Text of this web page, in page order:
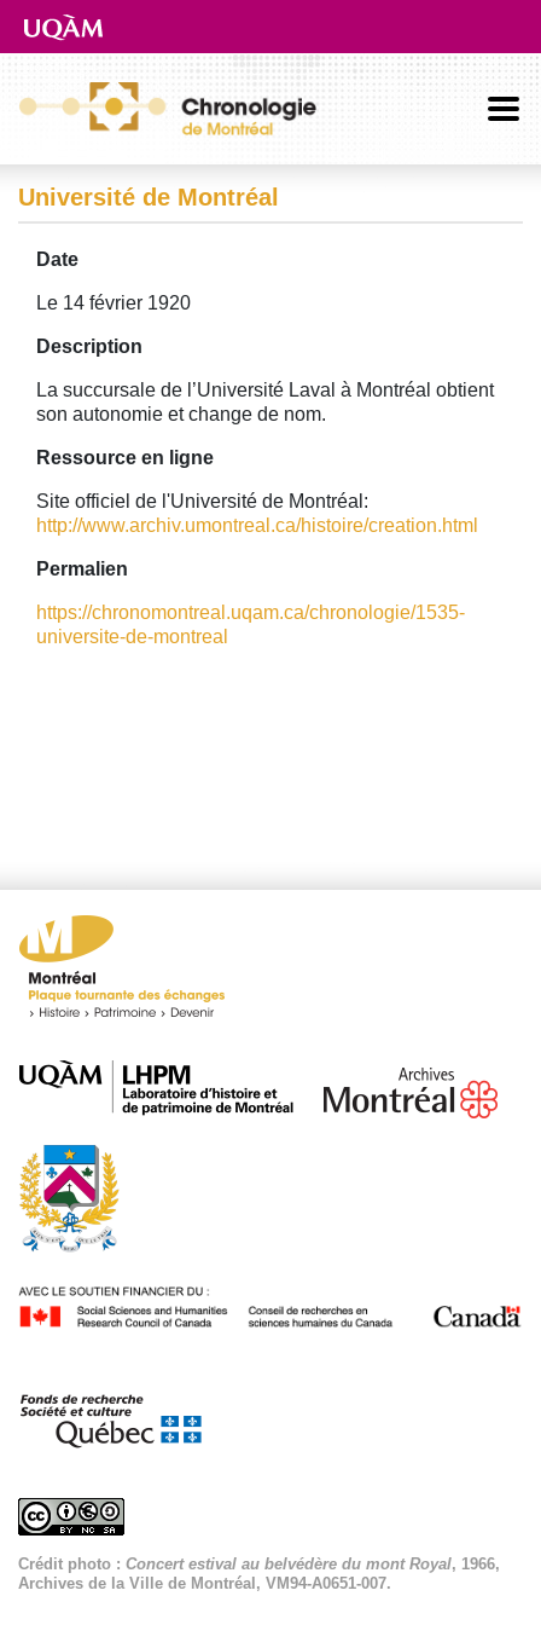
Aller directement au contenu principal
Université de Montréal
Date
Le 14 février 1920
Description
La succursale de l’Université Laval à Montréal obtient
son autonomie et change de nom.
Ressource en ligne
Site officiel de l'Université de Montréal:
http://www.archiv.umontreal.ca/histoire/creation.html
Permalien
https://chronomontreal.uqam.ca/chronologie/1535-
universite-de-montreal
Crédit photo : Concert estival au belvédère du mont Royal, 1966,
Archives de la Ville de Montréal, VM94-A0651-007.